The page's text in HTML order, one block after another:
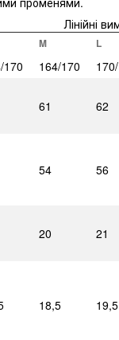
Лінійні
M L
170 164/170
61 62
54 56
20 21
18,5 19,5